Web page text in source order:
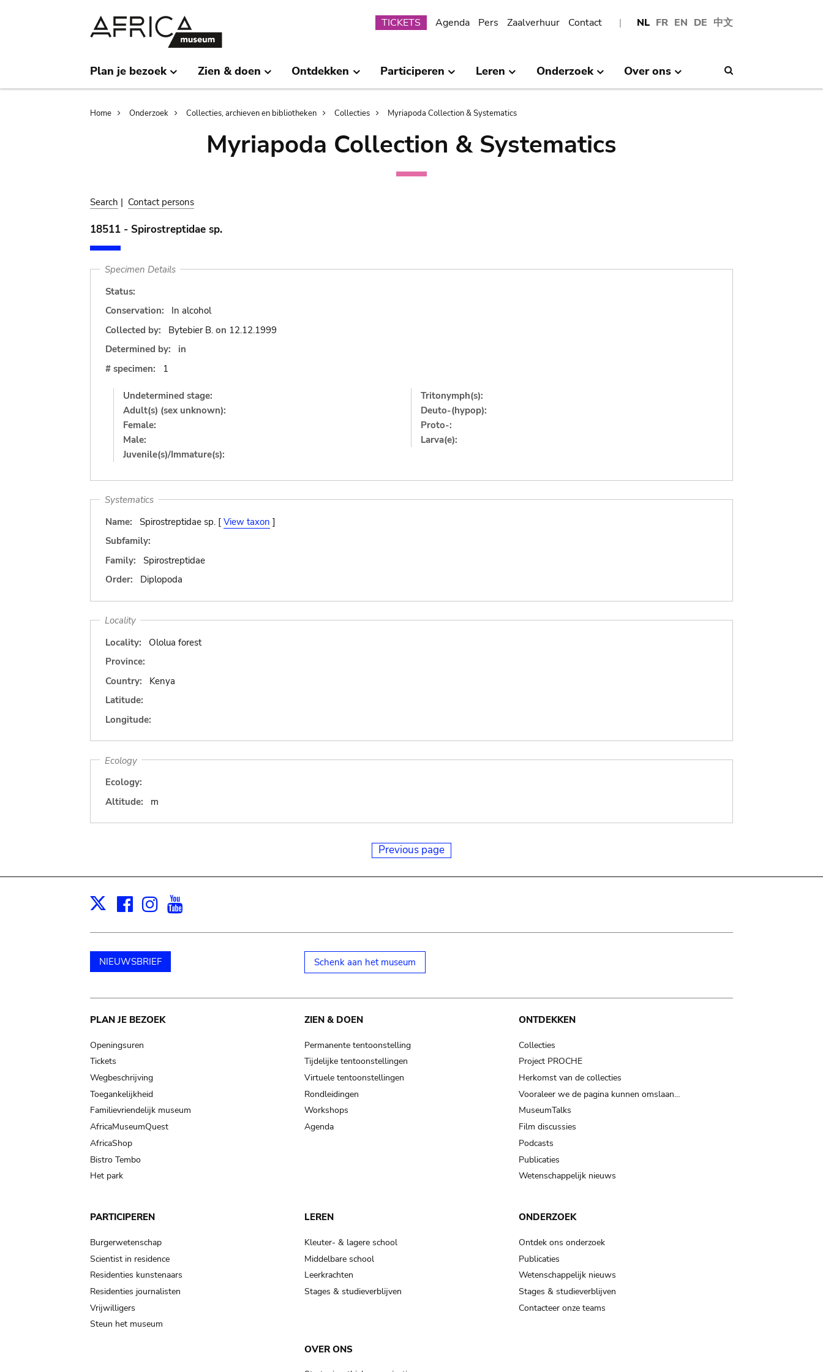
NL FR EN DE 中文
Submenu
TICKETS Agenda Pers Zaalverhuur Contact
Plan je bezoek Zien & doen Ontdekken Participeren Leren Onderzoek Over ons
Breadcrumb
Home Onderzoek Collecties, archieven en bibliotheken Collecties Myriapoda Collection & Systematics
Myriapoda Collection & Systematics
Search | Contact persons
18511 - Spirostreptidae sp.
Specimen Details
Status:
Conservation:
In alcohol
Collected by:
Bytebier B. on 12.12.1999
Determined by:
in
# specimen:
1
Undetermined stage:
Adult(s) (sex unknown):
Female:
Male:
Juvenile(s)/Immature(s):
Tritonymph(s):
Deuto-(hypop):
Proto-:
Larva(e):
Systematics
Name:
Spirostreptidae sp. [ View taxon ]
Subfamily:
Family:
Spirostreptidae
Order:
Diplopoda
Locality
Locality:
Ololua forest
Province:
Country:
Kenya
Latitude:
Longitude:
Ecology
Ecology:
Altitude:
m
Previous page
X Facebook
Instagram
NIEUWSBRIEF Schenk aan het museum
Main
navigation
PLAN JE BEZOEK
Openingsuren
Tickets
Wegbeschrijving
Toegankelijkheid
Familievriendelijk museum
AfricaMuseumQuest
AfricaShop
Bistro Tembo
Het park
ZIEN & DOEN
Permanente tentoonstelling
Tijdelijke tentoonstellingen
Virtuele tentoonstellingen
Rondleidingen
Workshops
Agenda
ONTDEKKEN
Collecties
Project PROCHE
Herkomst van de collecties
Vooraleer we de pagina kunnen omslaan…
MuseumTalks
Film discussies
Podcasts
Publicaties
Wetenschappelijk nieuws
PARTICIPEREN
Burgerwetenschap
Scientist in residence
Residenties kunstenaars
Residenties journalisten
Vrijwilligers
Steun het museum
LEREN
Kleuter- & lagere school
Middelbare school
Leerkrachten
Stages & studieverblijven
ONDERZOEK
Ontdek ons onderzoek
Publicaties
Wetenschappelijk nieuws
Stages & studieverblijven
Contacteer onze teams
OVER ONS